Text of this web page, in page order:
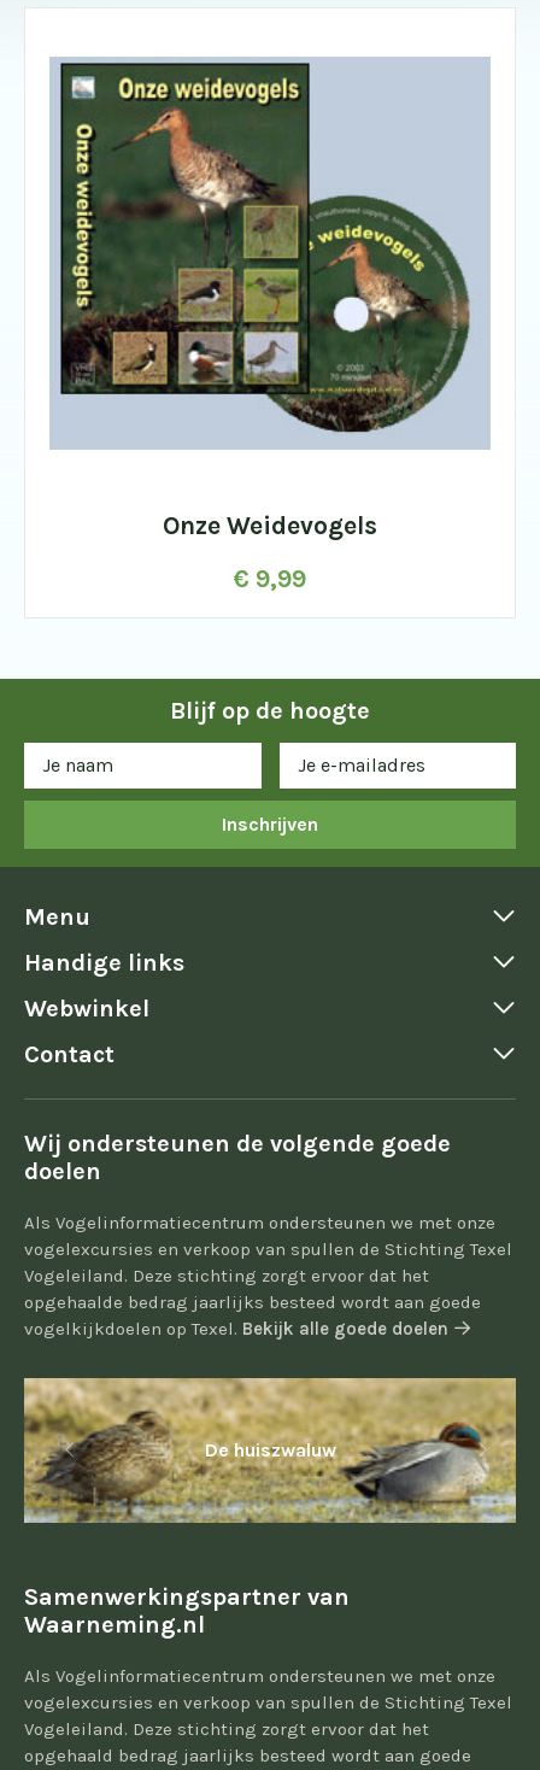
Onze Weidevogels
€ 9,99
Blijf op de hoogte
Inschrijven
Menu
Handige links
Webwinkel
Contact
Wij ondersteunen de volgende goede
doelen
Als Vogelinformatiecentrum ondersteunen we met onze
vogelexcursies en verkoop van spullen de Stichting Texel
Vogeleiland. Deze stichting zorgt ervoor dat het
opgehaalde bedrag jaarlijks besteed wordt aan goede
vogelkijkdoelen op Texel. Bekijk alle goede doelen
De huiszwaluw
Samenwerkingspartner van
Waarneming.nl
Als Vogelinformatiecentrum ondersteunen we met onze
vogelexcursies en verkoop van spullen de Stichting Texel
Vogeleiland. Deze stichting zorgt ervoor dat het
opgehaald bedrag jaarlijks besteed wordt aan goede